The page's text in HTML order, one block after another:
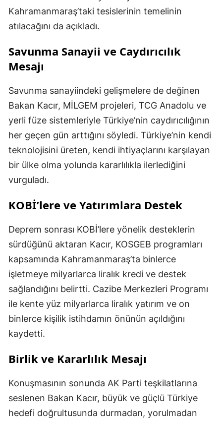
Kahramanmaraş’taki tesislerinin temelinin
atılacağını da açıkladı.
Savunma Sanayii ve Caydırıcılık
Mesajı
Savunma sanayiindeki gelişmelere de değinen
Bakan Kacır, MİLGEM projeleri, TCG Anadolu ve
yerli füze sistemleriyle Türkiye’nin caydırıcılığının
her geçen gün arttığını söyledi. Türkiye’nin kendi
teknolojisini üreten, kendi ihtiyaçlarını karşılayan
bir ülke olma yolunda kararlılıkla ilerlediğini
vurguladı.
KOBİ’lere ve Yatırımlara Destek
Deprem sonrası KOBİ’lere yönelik desteklerin
sürdüğünü aktaran Kacır, KOSGEB programları
kapsamında Kahramanmaraş’ta binlerce
işletmeye milyarlarca liralık kredi ve destek
sağlandığını belirtti. Cazibe Merkezleri Programı
ile kente yüz milyarlarca liralık yatırım ve on
binlerce kişilik istihdamın önünün açıldığını
kaydetti.
Birlik ve Kararlılık Mesajı
Konuşmasının sonunda AK Parti teşkilatlarına
seslenen Bakan Kacır, büyük ve güçlü Türkiye
hedefi doğrultusunda durmadan, yorulmadan